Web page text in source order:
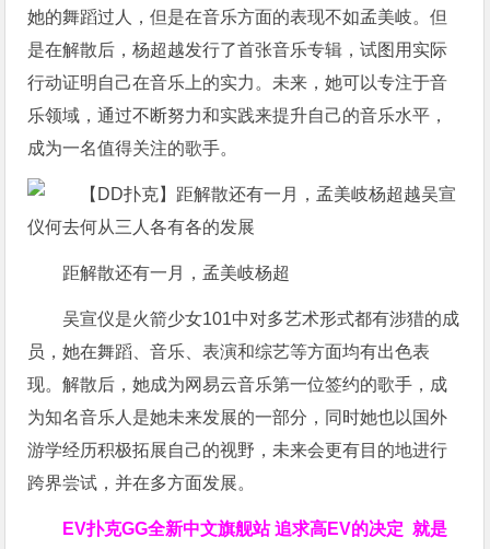
她的舞蹈过人，但是在音乐方面的表现不如孟美岐。但
是在解散后，杨超越发行了首张音乐专辑，试图用实际
行动证明自己在音乐上的实力。未来，她可以专注于音
乐领域，通过不断努力和实践来提升自己的音乐水平，
成为一名值得关注的歌手。
距解散还有一月，孟美岐杨超
吴宣仪是火箭少女101中对多艺术形式都有涉猎的成
员，她在舞蹈、音乐、表演和综艺等方面均有出色表
现。解散后，她成为网易云音乐第一位签约的歌手，成
为知名音乐人是她未来发展的一部分，同时她也以国外
游学经历积极拓展自己的视野，未来会更有目的地进行
跨界尝试，并在多方面发展。
EV扑克GG全新中文旗舰站追求高EV的决定就是